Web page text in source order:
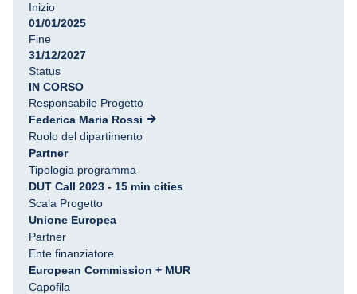
Inizio
01/01/2025
Fine
31/12/2027
Status
IN CORSO
Responsabile Progetto
Federica Maria Rossi
Ruolo del dipartimento
Partner
Tipologia programma
DUT Call 2023 - 15 min cities
Scala Progetto
Unione Europea
Partner
Ente finanziatore
European Commission + MUR
Capofila